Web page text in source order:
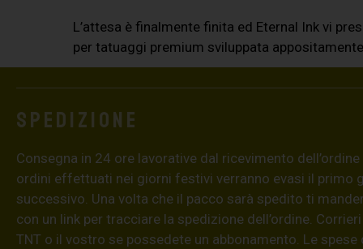
L’attesa è finalmente finita ed Eternal Ink vi
per tatuaggi premium sviluppata
Spedizione
Consegna in 24 ore lavorative dal ricevimento
ordini effettuati nei giorni festivi verranno evasi il primo
successivo. Una volta che il pacco sarà spedito ti
con un link per tracciare la spedizione dell’ordine.
TNT o il vostro se possedete un abbonamento. Le